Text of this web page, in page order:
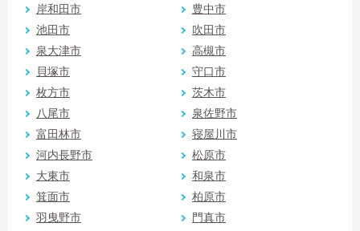
岸和田市
豊中市
池田市
吹田市
泉大津市
高槻市
貝塚市
守口市
枚方市
茨木市
八尾市
泉佐野市
富田林市
寝屋川市
河内長野市
松原市
大東市
和泉市
箕面市
柏原市
羽曳野市
門真市